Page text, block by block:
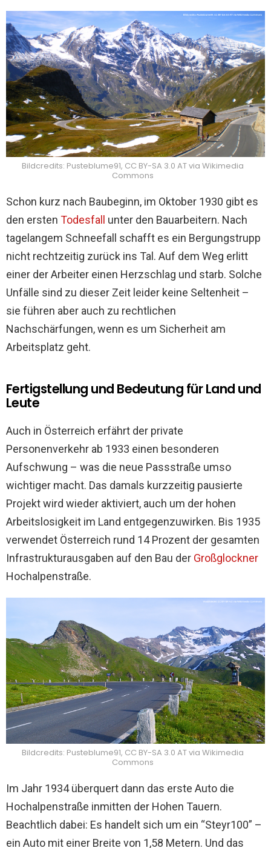
Bildcredits: Pusteblume91, CC BY-SA 3.0 AT via Wikimedia
Commons
Schon kurz nach Baubeginn, im Oktober 1930 gibt es
den ersten Todesfall
unter den Bauarbeitern. Nach
tagelangem Schneefall schafft es ein Bergungstrupp
nicht rechtzeitig zurück ins Tal. Auf dem Weg erlitt
einer der Arbeiter einen Herzschlag und starb. Solche
Unfälle sind zu dieser Zeit leider keine Seltenheit –
sie führen aber auch zu rechtlichen
Nachschärfungen, wenn es um Sicherheit am
Arbeitsplatz geht.
Fertigstellung und Bedeutung für Land und
Leute
Auch in Österreich erfährt der private
Personenverkehr ab 1933 einen besonderen
Aufschwung – was die neue Passstraße umso
wichtiger macht. Das damals kurzzeitig pausierte
Projekt wird wieder aktiviert, auch um der hohen
Arbeitslosigkeit im Land entgegenzuwirken. Bis 1935
verwendet Österreich rund 14 Prozent der gesamten
Infrastrukturausgaben auf den Bau der Großglockner
Hochalpenstraße.
Bildcredits: Pusteblume91, CC BY-SA 3.0 AT via Wikimedia
Commons
Im Jahr 1934 überquert dann das erste Auto die
Hochalpenstraße inmitten der Hohen Tauern.
Beachtlich dabei: Es handelt sich um ein “Steyr100” –
ein Auto mit einer Breite von 1,58 Metern. Und das